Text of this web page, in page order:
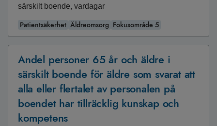
särskilt boende, vardagar
Patientsäkerhet Äldreomsorg Fokusområde 5
Andel personer 65 år och äldre i
särskilt boende för äldre som svarat att
alla eller flertalet av personalen på
boendet har tillräcklig kunskap och
kompetens